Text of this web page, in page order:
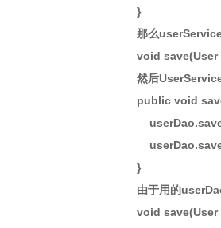
}
那么
void
然后
public void
}
由于用的
void save(User